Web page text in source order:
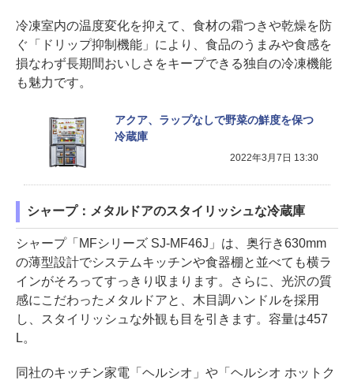
冷凍室内の温度変化を抑えて、食材の霜つきや乾燥を防
ぐ「ドリップ抑制機能」により、食品のうまみや食感を
損なわず長期間おいしさをキープできる独自の冷凍機能
も魅力です。
アクア、ラップなしで野菜の鮮度を保つ
冷蔵庫
2022年3月7日 13:30
シャープ：メタルドアのスタイリッシュな冷蔵庫
シャープ「MFシリーズ SJ-MF46J」は、奥行き630mm
の薄型設計でシステムキッチンや食器棚と並べても横ラ
インがそろってすっきり収まります。さらに、光沢の質
感にこだわったメタルドアと、木目調ハンドルを採用
し、スタイリッシュな外観も目を引きます。容量は457
L。
同社のキッチン家電「ヘルシオ」や「ヘルシオ ホットク